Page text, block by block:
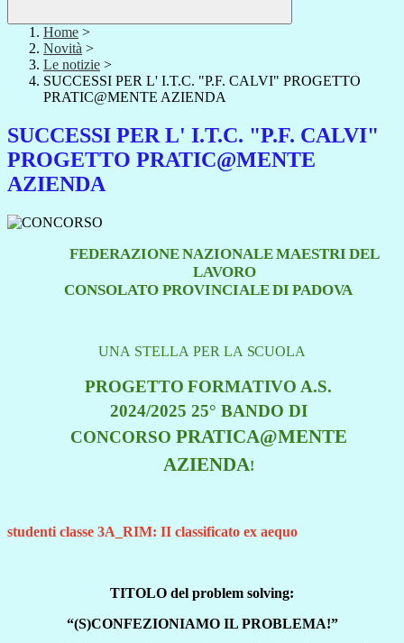
Home >
Novità >
Le notizie >
SUCCESSI PER L' I.T.C. "P.F. CALVI" PROGETTO
PRATIC@MENTE AZIENDA
SUCCESSI PER L' I.T.C. "P.F. CALVI"
PROGETTO PRATIC@MENTE
AZIENDA
FEDERAZIONENAZIONALEMAESTRI DEL
LAVORO
CONSOLATO PROVINCIALEDI PADOVA
UNA STELLA PER LA SCUOLA
PROGETTO FORMATIVO A.S.
2024/2025 25° BANDO DI
CONCORSO PRATICA@MENTE
AZIENDA!
studenti classe 3A_RIM: II classificato ex aequo
TITOLO del problem solving:
“(S)CONFEZIONIAMO IL PROBLEMA!”